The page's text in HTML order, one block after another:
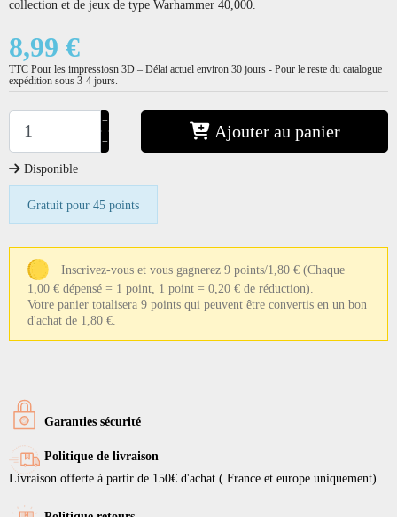
collection et de jeux de type Warhammer 40,000.
8,99 €
TTC Pour les impressiosn 3D – Délai actuel environ 30 jours - Pour le reste du catalogue
expédition sous 3-4 jours.
+
−
Ajouter au panier
Disponible
Gratuit pour 45 points
Inscrivez-vous et vous gagnerez 9 points/1,80 € (Chaque
1,00 € dépensé = 1 point, 1 point = 0,20 € de réduction).
Votre panier totalisera 9 points qui peuvent être convertis en un bon
d'achat de 1,80 €.
Garanties sécurité
Politique de livraison
Livraison offerte à partir de 150€ d'achat ( France et europe uniquement)